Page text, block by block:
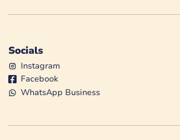
Socials
Instagram
Facebook
WhatsApp Business